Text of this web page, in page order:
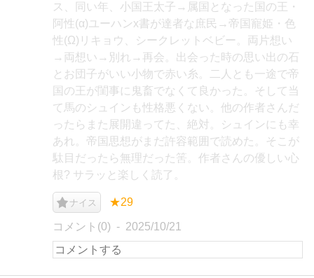
ス、同い年、小国王太子→属国となった国の王・
阿性(α)ユーハンx書が達者な庶民→帝国寵姫・色
性(Ω)リキョウ、シークレットベビー。両片想い
→両想い→別れ→再会。出会った時の思い出の石
とお団子がいい小物で赤い糸。二人とも一途で帝
国の王が閨事に鬼畜でなくて良かった。そして当
て馬のシュインも性格悪くない。他の作者さんだ
ったらまた展開違ってた、絶対。シュインにも幸
あれ。帝国思想がまだ許容範囲で読めた。そこが
駄目だったら無理だった筈。作者さんの優しい心
根? サラッと楽しく読了。
ナイス ★29
コメント(0) 2025/10/21